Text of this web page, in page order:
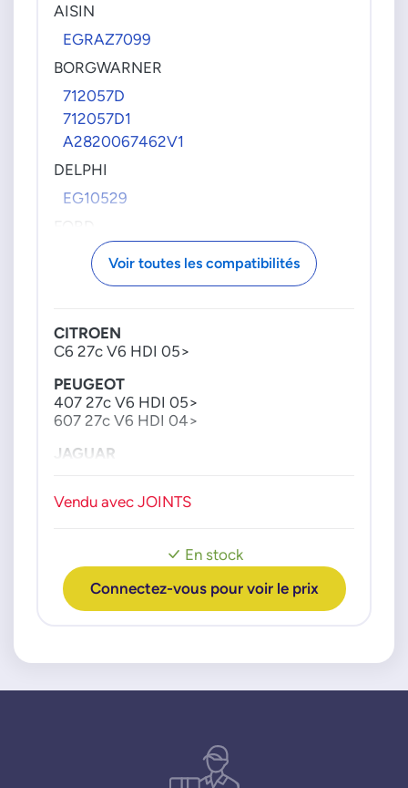
AISIN
EGRAZ7099
BORGWARNER
712057D
712057D1
A2820067462V1
DELPHI
EG10529
4R8090475BC
JAGUAR
JDE3314
JDE8783
LAND_ROVER
1316149
LR006995
LR018466
PSA GROUPE
00001618N6
1618N6
Voir toutes les compatibilités
En stock
Connectez-vous pour voir le prix
CITROEN
C6 27c V6 HDI 05>
PEUGEOT
407 27c V6 HDI 05>
607 27c V6 HDI 04>
JAGUAR
LAND ROVER
Vendu avec JOINTS